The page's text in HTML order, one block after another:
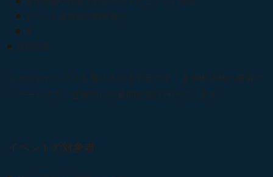
などのトピックスを取り上げる予定です。参加申込時の事前ア
ンケートにて、皆様からの質問を受け付けています。
イベントの対象者